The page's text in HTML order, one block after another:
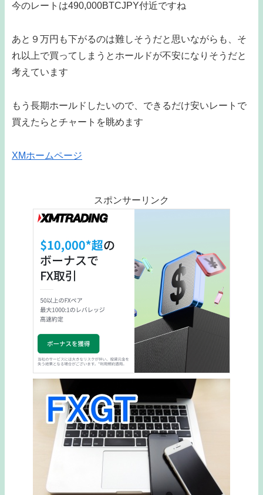
今のレートは490,000BTCJPY付近ですね
あと９万円も下がるのは難しそうだと思いながらも、そ
れ以上で買ってしまうとホールドが不安になりそうだと
考えています
もう長期ホールドしたいので、できるだけ安いレートで
買えたらとチャートを眺めます
XMホームページ
スポンサーリンク